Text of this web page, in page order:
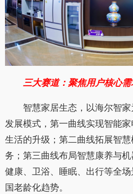
三大赛道：聚焦用户核心
智慧家居生态，以海尔智
发展模式，第一曲线实现智能
生活的升级；第二曲线拓展智
务；第三曲线布局智慧康养与
健康、卫浴、睡眠、出行等全
国老龄化趋势。